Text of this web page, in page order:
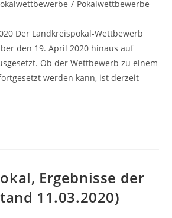
/ Pokalwettbewerbe
Der Landkreispokal-Wettbewerb
den 19. April 2020 hinaus auf
Ob der Wettbewerb zu einem
werden kann, ist derzeit
Ergebnisse der
11.03.2020)